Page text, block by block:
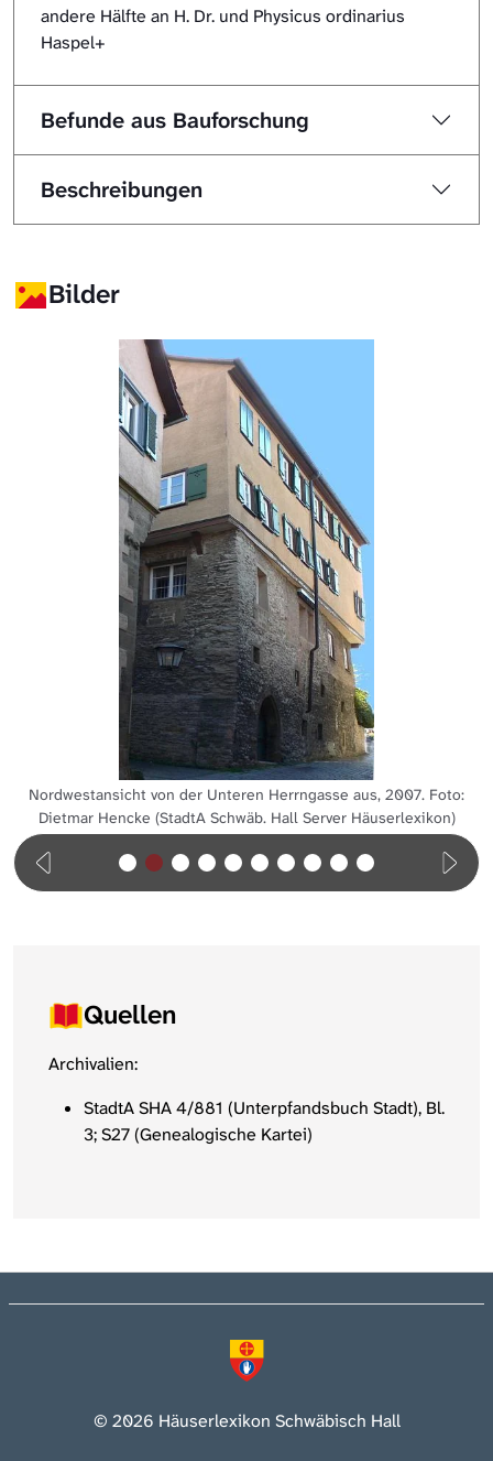
andere Hälfte an H. Dr. und Physicus ordinarius
Haspel+
Befunde aus Bauforschung
Beschreibungen
Bilder
Nordwestansicht von der Unteren Herrngasse aus, 2007. Foto:
Dietmar Hencke (StadtA Schwäb. Hall Server Häuserlexikon)
Quellen
Archivalien:
StadtA SHA 4/881 (Unterpfandsbuch Stadt), Bl.
3; S27 (Genealogische Kartei)
© 2026 Häuserlexikon Schwäbisch Hall